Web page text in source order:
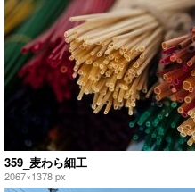
359_麦わら細工
2067×1378 px